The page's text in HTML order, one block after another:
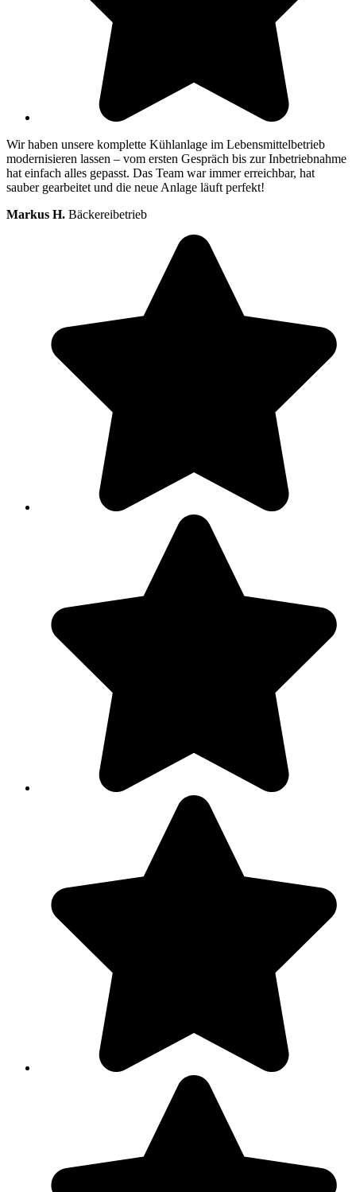
Wir haben unsere komplette Kühlanlage im Lebensmittelbetrieb
modernisieren lassen – vom ersten Gespräch bis zur Inbetriebnahme
hat einfach alles gepasst. Das Team war immer erreichbar, hat
sauber gearbeitet und die neue Anlage läuft perfekt!
Markus H. Bäckereibetrieb